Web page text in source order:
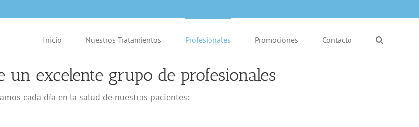
Inicio Nuestros Tratamientos Profesionales Promociones Contacto
un excelente grupo de profesionales
cada día en la salud de nuestros pacientes: